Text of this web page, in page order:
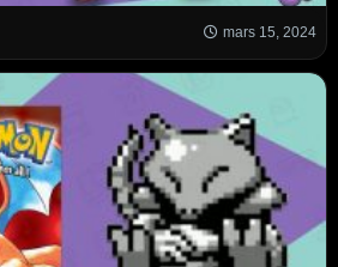
mars 15, 2024